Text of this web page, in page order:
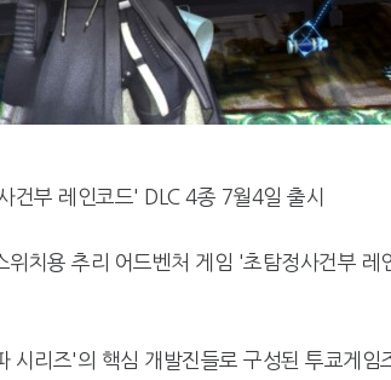
부 레인코드' DLC 4종 7월4일 출시
위치용 추리 어드벤처 게임 '초탐정사건부
시리즈'의 핵심 개발진들로 구성된 투쿄게임